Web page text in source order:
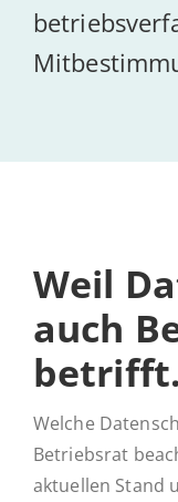
Weil
auch
betrifft.
Welche
Betriebsrat
aktuellen Stand